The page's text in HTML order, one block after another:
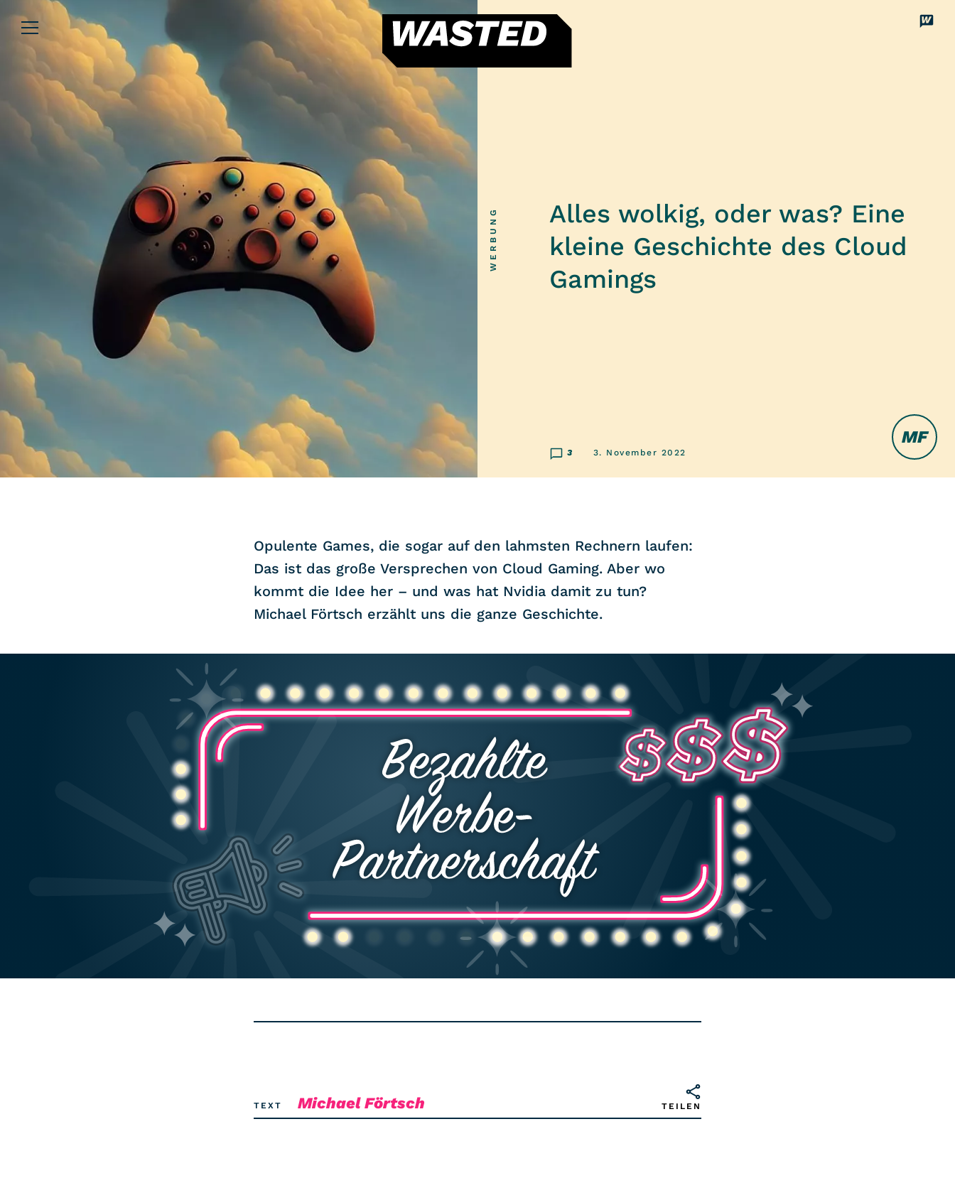
WASTED
Magazin
Über uns
We’re WASTED
Unsere Autor*innen
Lesen
Alle Artikel
Review
Kommentar
Analyse
Interview
Kolumne
Listicle
Hören
Alle Podcasts
WASTED WEEKLY
Portfolio Royal
Redebedarf
Last Game Standing
Top 5
Random
RSS-Feed
COMMUNITY
DATENSCHUTZ
Alles wolkig, oder was? Eine
kleine Geschichte des Cloud
Gamings
3 3. November 2022
WERBUNG
MF
Opulente Games, die sogar auf den lahmsten Rechnern laufen:
Das ist das große Versprechen von Cloud Gaming. Aber wo
kommt die Idee her – und was hat Nvidia damit zu tun?
Michael Förtsch erzählt uns die ganze Geschichte.
TEXT Michael Förtsch TEILEN